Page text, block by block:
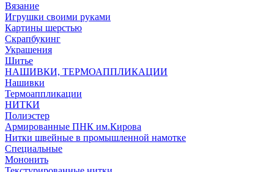
Вязание
Игрушки своими руками
Картины шерстью
Скрапбукинг
Украшения
Шитье
НАШИВКИ, ТЕРМОАППЛИКАЦИИ
Нашивки
Термоаппликации
НИТКИ
Полиэстер
Армированные ПНК им.Кирова
Нитки швейные в промышленной намотке
Специальные
Мононить